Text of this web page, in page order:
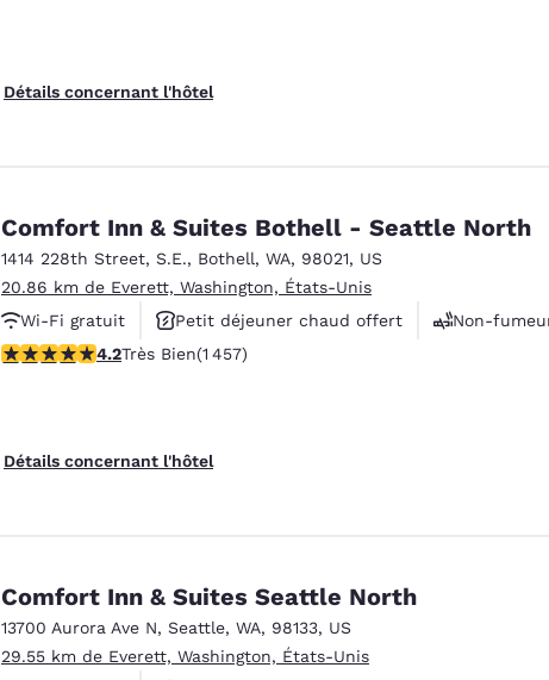
Détails concernant l'hôtel
Comfort Inn & Suites Bothell - Seattle North
1414 228th Street, S.E., Bothell, WA, 98021, US
20.86 km de Everett, Washington, États-Unis
Wi-Fi gratuit
Petit déjeuner chaud offert
Non-
4.17 étoiles. Très Bien. 1457 commentaires
4.2Très Bien(1 457)
Détails concernant l'hôtel
Comfort Inn & Suites Seattle North
13700 Aurora Ave N, Seattle, WA, 98133, US
29.55 km de Everett, Washington, États-Unis